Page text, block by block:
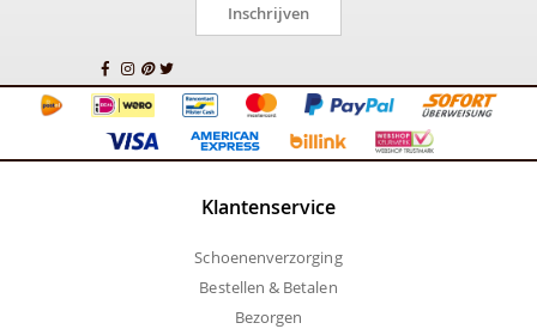
Inschrijven
Klantenservice
Schoenenverzorging
Bestellen & Betalen
Bezorgen